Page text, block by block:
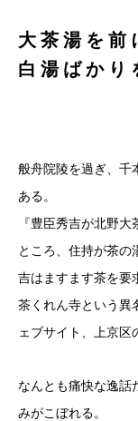
大茶湯を前
白湯ばかり
般舟院陵を過ぎ、千
ある。
『豊臣秀吉が北野
ところ、住持が茶の
吉はますます茶を要
茶くれん寺という異
ェブサイト、上京区
なんとも痛快な逸話
みがこぼれる。